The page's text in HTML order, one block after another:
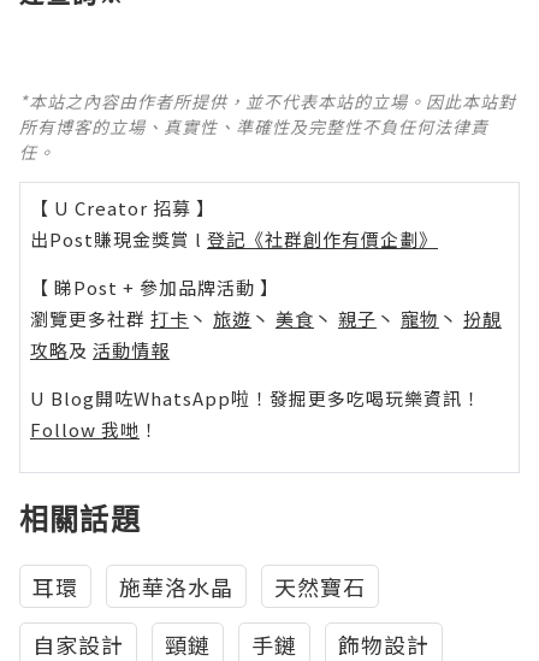
*本站之內容由作者所提供，並不代表本站的立場。因此本站對
所有博客的立場、真實性、準確性及完整性不負任何法律責
任。
【 U Creator 招募 】
出Post賺現金獎賞 l 登記《社群創作有價企劃》
【 睇Post + 參加品牌活動 】
瀏覽更多社群 打卡 丶 旅遊 丶 美食 丶 親子 丶 寵物 丶 扮靚
攻略及 活動情報
U Blog開咗WhatsApp啦！發掘更多吃喝玩樂資訊！
Follow 我哋 ！
相關話題
耳環 施華洛水晶
天然寶石
自家設計
頸鏈 手鏈 飾物設計